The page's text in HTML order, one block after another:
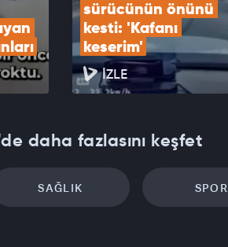
sürücünün önünü
kesti: 'Kafanı
keserim'
İZLE
daha fazlasını keşfet
SAĞLIK SPOR